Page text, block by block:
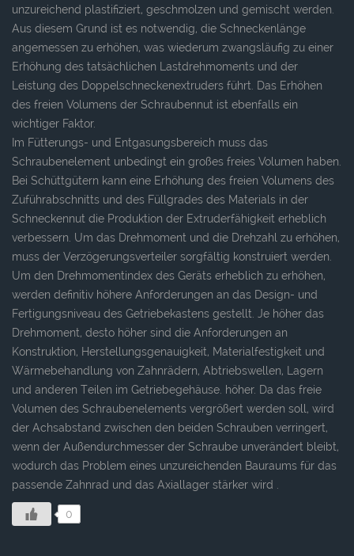
unzureichend plastifiziert, geschmolzen und gemischt werden.
Aus diesem Grund ist es notwendig, die Schneckenlänge
angemessen zu erhöhen, was wiederum zwangsläufig zu einer
Erhöhung des tatsächlichen Lastdrehmoments und der
Leistung des Doppelschneckenextruders führt. Das Erhöhen
des freien Volumens der Schraubennut ist ebenfalls ein
wichtiger Faktor.
Im Fütterungs- und Entgasungsbereich muss das
Schraubenelement unbedingt ein großes freies Volumen haben.
Bei Schüttgütern kann eine Erhöhung des freien Volumens des
Zuführabschnitts und des Füllgrades des Materials in der
Schneckennut die Produktion der Extruderfähigkeit erheblich
verbessern. Um das Drehmoment und die Drehzahl zu erhöhen,
muss der Verzögerungsverteiler sorgfältig konstruiert werden.
Um den Drehmomentindex des Geräts erheblich zu erhöhen,
werden definitiv höhere Anforderungen an das Design- und
Fertigungsniveau des Getriebekastens gestellt. Je höher das
Drehmoment, desto höher sind die Anforderungen an
Konstruktion, Herstellungsgenauigkeit, Materialfestigkeit und
Wärmebehandlung von Zahnrädern, Abtriebswellen, Lagern
und anderen Teilen im Getriebegehäuse. höher. Da das freie
Volumen des Schraubenelements vergrößert werden soll, wird
der Achsabstand zwischen den beiden Schrauben verringert,
wenn der Außendurchmesser der Schraube unverändert bleibt,
wodurch das Problem eines unzureichenden Bauraums für das
passende Zahnrad und das Axiallager stärker wird .
0